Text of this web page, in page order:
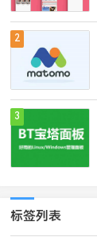
2
3
标签列表